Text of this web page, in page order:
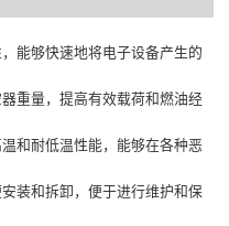
能够快速地将电子设备产生的
重量，提高有效载荷和燃油经
和耐低温性能，能够在各种恶
装和拆卸，便于进行维护和保